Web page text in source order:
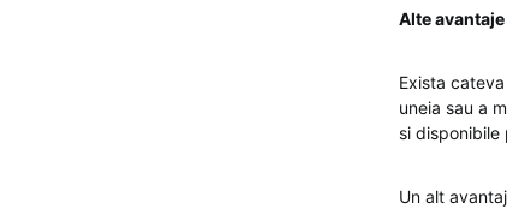
Alte avantaje
Exista
uneia sau a
si
Un alt